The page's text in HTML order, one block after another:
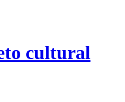
cultural